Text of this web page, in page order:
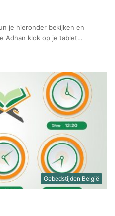
je hieronder bekijken en
Adhan klok op je tablet…
Gebedstijden België